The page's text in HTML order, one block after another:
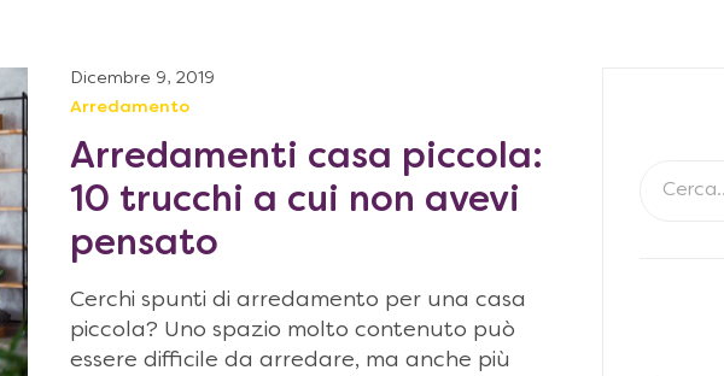
Dicembre 9, 2019
Arredamento
Arredamenti casa piccola:
10 trucchi a cui non avevi
pensato
Cerchi spunti di arredamento per una casa
piccola? Uno spazio molto contenuto può
essere difficile da arredare, ma anche più